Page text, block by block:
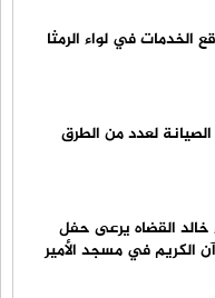
الخدمات في لواء الرمثا
لعدد من الطرق
خالد القضاه يرعى حفل
الكريم في مسجد الأمير